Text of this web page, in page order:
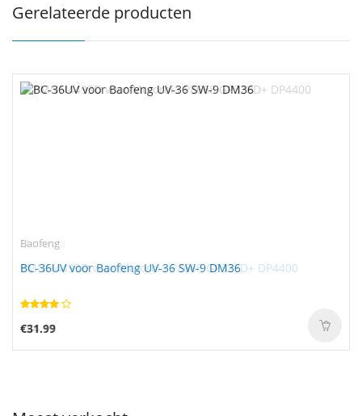
Gerelateerde producten
Baofeng
BC-36UV voor Baofeng UV-36 SW-9 DM36
€31.99